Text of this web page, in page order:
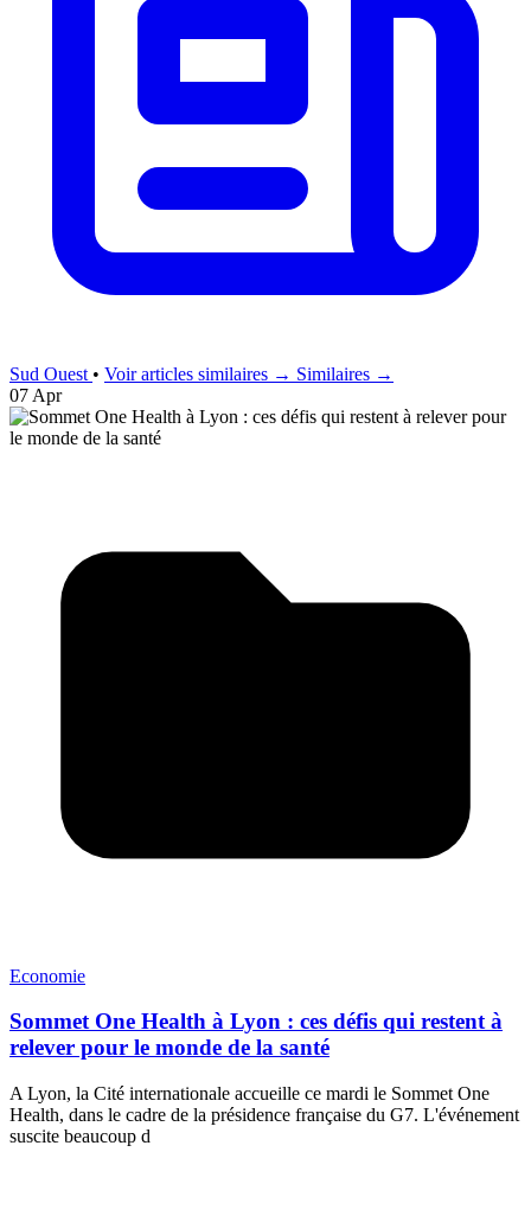
Sud Ouest • Voir articles similaires → Similaires →
07 Apr
Economie
Sommet One Health à Lyon : ces défis qui restent à
relever pour le monde de la santé
A Lyon, la Cité internationale accueille ce mardi le Sommet One
Health, dans le cadre de la présidence française du G7. L'événement
suscite beaucoup d